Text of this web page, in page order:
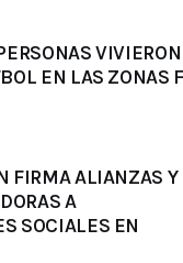
EN LAS ZONAS
FIRMA ALIANZAS Y
A
SOCIALES EN